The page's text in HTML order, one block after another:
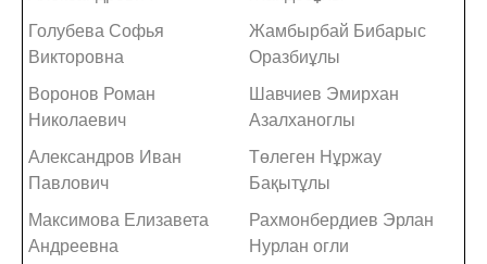
Голубева Софья
Викторовна
Жамбырбай Бибарыс
Оразбиұлы
Воронов Роман
Николаевич
Шавчиев Эмирхан
Азалханоглы
Александров Иван
Павлович
Төлеген Нұржау
Бақытұлы
Максимова Елизавета
Андреевна
Рахмонбердиев Эрлан
Нурлан огли